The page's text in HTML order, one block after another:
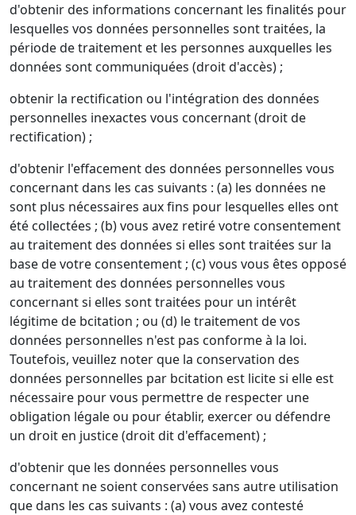
d'obtenir des informations concernant les finalités pour
lesquelles vos données personnelles sont traitées, la
période de traitement et les personnes auxquelles les
données sont communiquées (droit d'accès) ;
obtenir la rectification ou l'intégration des données
personnelles inexactes vous concernant (droit de
rectification) ;
d'obtenir l'effacement des données personnelles vous
concernant dans les cas suivants : (a) les données ne
sont plus nécessaires aux fins pour lesquelles elles ont
été collectées ; (b) vous avez retiré votre consentement
au traitement des données si elles sont traitées sur la
base de votre consentement ; (c) vous vous êtes opposé
au traitement des données personnelles vous
concernant si elles sont traitées pour un intérêt
légitime de bcitation ; ou (d) le traitement de vos
données personnelles n'est pas conforme à la loi.
Toutefois, veuillez noter que la conservation des
données personnelles par bcitation est licite si elle est
nécessaire pour vous permettre de respecter une
obligation légale ou pour établir, exercer ou défendre
un droit en justice (droit dit d'effacement) ;
d'obtenir que les données personnelles vous
concernant ne soient conservées sans autre utilisation
que dans les cas suivants : (a) vous avez contesté